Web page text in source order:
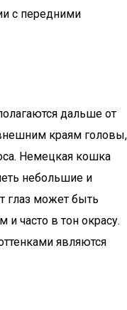
с передними
дальше от
краям головы,
Немецкая кошка
небольшие и
глаз может быть
часто в тон окрасу.
являются